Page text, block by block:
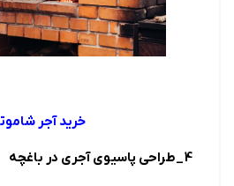
خرید آجر
4_طراحی پاسیوی آجری در باغچه